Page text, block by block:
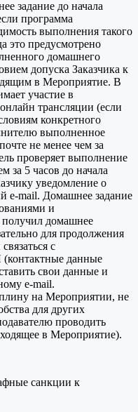
задание до начала
программа
выполнения такого
это предусмотрено
домашнего
допуска Заказчика к
в Мероприятие. В
участие в
трансляции (если
конкретного
выполненное
не менее чем за
проверяет выполнение
за 5 часов до начала
уведомление о
e-mail. Домашнее задание
и
получил домашнее
для продолжения
с
данные
свои данные и
e-mail.
на Мероприятии, не
для других
проводить
в Мероприятие).
санкции к